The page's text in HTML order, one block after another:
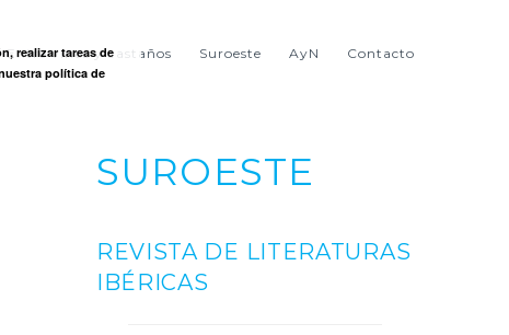
Entre viñas y castaños Suroeste AyN Contacto
SUROESTE
REVISTA DE LITERATURAS
IBÉRICAS
realizar tareas de
política de